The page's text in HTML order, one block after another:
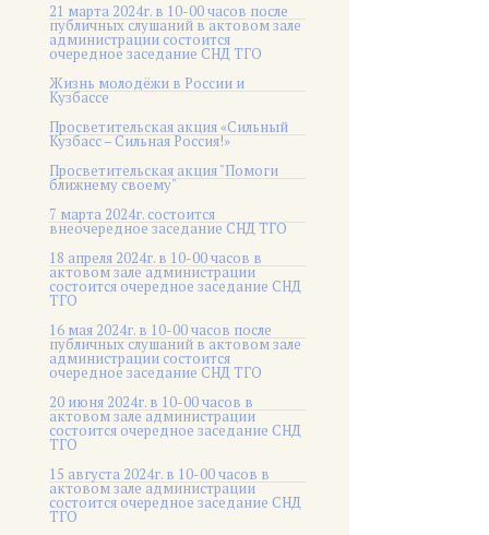
21 марта 2024г. в 10-00 часов после
публичных слушаний в актовом зале
администрации состоится
очередное заседание СНД ТГО
Жизнь молодёжи в России и
Кузбассе
Просветительская акция «Сильный
Кузбасс – Сильная Россия!»
Просветительская акция "Помоги
ближнему своему"
7 марта 2024г. состоится
внеочередное заседание СНД ТГО
18 апреля 2024г. в 10-00 часов в
актовом зале администрации
состоится очередное заседание СНД
ТГО
16 мая 2024г. в 10-00 часов после
публичных слушаний в актовом зале
администрации состоится
очередное заседание СНД ТГО
20 июня 2024г. в 10-00 часов в
актовом зале администрации
состоится очередное заседание СНД
ТГО
15 августа 2024г. в 10-00 часов в
актовом зале администрации
состоится очередное заседание СНД
ТГО